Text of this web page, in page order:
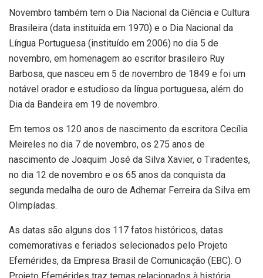
Novembro também tem o Dia Nacional da Ciência e Cultura
Brasileira (data instituída em 1970) e o Dia Nacional da
Língua Portuguesa (instituído em 2006) no dia 5 de
novembro, em homenagem ao escritor brasileiro Ruy
Barbosa, que nasceu em 5 de novembro de 1849 e foi um
notável orador e estudioso da língua portuguesa, além do
Dia da Bandeira em 19 de novembro.
Em temos os 120 anos de nascimento da escritora Cecília
Meireles no dia 7 de novembro, os 275 anos de
nascimento de Joaquim José da Silva Xavier, o Tiradentes,
no dia 12 de novembro e os 65 anos da conquista da
segunda medalha de ouro de Adhemar Ferreira da Silva em
Olimpíadas.
As datas são alguns dos 117 fatos históricos, datas
comemorativas e feriados selecionados pelo Projeto
Efemérides, da Empresa Brasil de Comunicação (EBC). O